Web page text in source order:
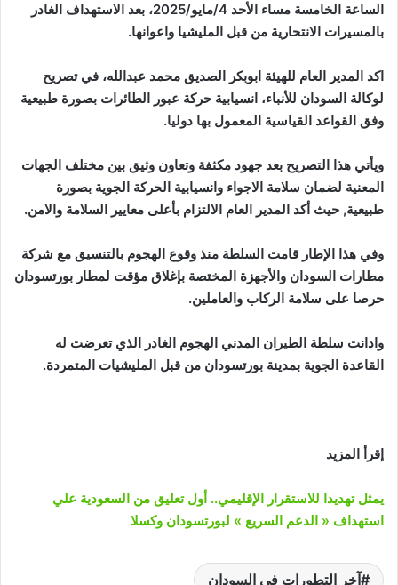
الساعة الخامسة مساء الأحد 4/مايو/2025، بعد الاستهداف الغادر
بالمسيرات الانتحارية من قبل المليشيا واعوانها.
اكد المدير العام للهيئة ابوبكر الصديق محمد عبدالله، في تصريح
لوكالة السودان للأنباء، انسيابية حركة عبور الطائرات بصورة طبيعية
وفق القواعد القياسية المعمول بها دوليا.
ويأتي هذا التصريح بعد جهود مكثفة وتعاون وثيق بين مختلف الجهات
المعنية لضمان سلامة الاجواء وانسيابية الحركة الجوية بصورة
طبيعية, حيث أكد المدير العام الالتزام بأعلى معايير السلامة والامن.
وفي هذا الإطار قامت السلطة منذ وقوع الهجوم بالتنسيق مع شركة
مطارات السودان والأجهزة المختصة بإغلاق مؤقت لمطار بورتسودان
حرصا على سلامة الركاب والعاملين.
وادانت سلطة الطيران المدني الهجوم الغادر الذي تعرضت له
القاعدة الجوية بمدينة بورتسودان من قبل المليشيات المتمردة.
إقرأ المزيد
يمثل تهديدا للاستقرار الإقليمي.. أول تعليق من السعودية علي
استهداف « الدعم السريع » لبورتسودان وكسلا
آخر التطورات في السودان